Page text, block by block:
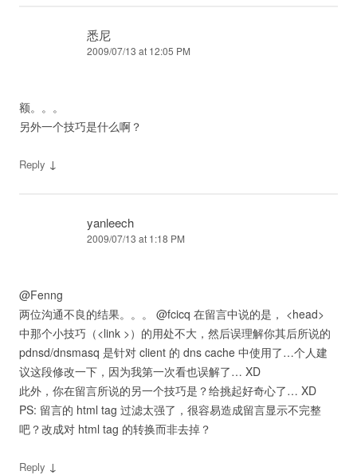
悉尼
2009/07/13 at 12:05 PM
额。。。
另外一个技巧是什么啊？
Reply ↓
yanleech
2009/07/13 at 1:18 PM
@Fenng
两位沟通不良的结果。。。 @fcicq 在留言中说的是， <head>
中那个小技巧（<link >）的用处不大，然后误理解你其后所说的
pdnsd/dnsmasq 是针对 client 的 dns cache 中使用了…个人建
议这段修改一下，因为我第一次看也误解了… XD
此外，你在留言所说的另一个技巧是？给挑起好奇心了… XD
PS: 留言的 html tag 过滤太强了，很容易造成留言显示不完整
吧？改成对 html tag 的转换而非去掉？
Reply ↓